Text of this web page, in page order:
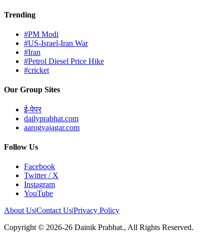
Trending
#PM Modi
#US-Israel-Iran War
#Iran
#Petrol Diesel Price Hike
#cricket
Our Group Sites
ई-पेपर
dailyprabhat.com
aarogyajagar.com
Follow Us
Facebook
Twitter / X
Instagram
YouTube
About Us|Contact Us|Privacy Policy
Copyright © 2026-26 Dainik Prabhat., All Rights Reserved.